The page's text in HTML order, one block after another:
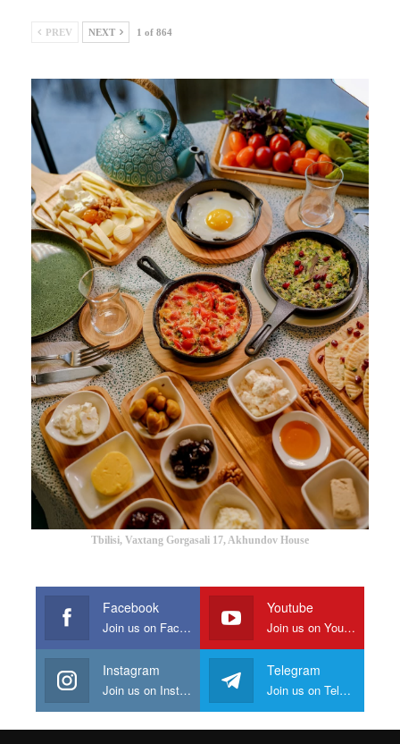
PREV NEXT 1 of 864
Tbilisi, Vaxtang Gorgasali 17, Akhundov House
Facebook
Join us on Facebook
Youtube
Join us on Youtube
Instagram
Join us on Instagram
Telegram
Join us on Telegram